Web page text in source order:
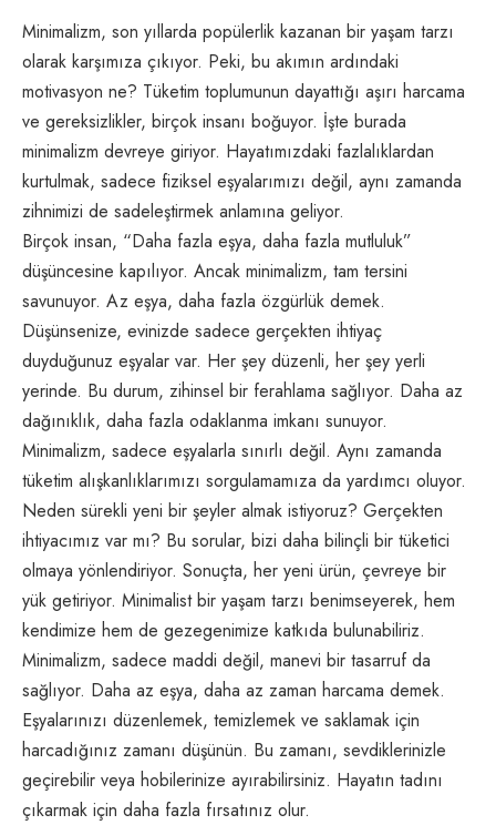
Minimalizm, son yıllarda popülerlik kazanan bir yaşam tarzı
olarak karşımıza çıkıyor. Peki, bu akımın ardındaki
motivasyon ne? Tüketim toplumunun dayattığı aşırı harcama
ve gereksizlikler, birçok insanı boğuyor. İşte burada
minimalizm devreye giriyor. Hayatımızdaki fazlalıklardan
kurtulmak, sadece fiziksel eşyalarımızı değil, aynı zamanda
zihnimizi de sadeleştirmek anlamına geliyor.
Birçok insan, “Daha fazla eşya, daha fazla mutluluk”
düşüncesine kapılıyor. Ancak minimalizm, tam tersini
savunuyor. Az eşya, daha fazla özgürlük demek.
Düşünsenize, evinizde sadece gerçekten ihtiyaç
duyduğunuz eşyalar var. Her şey düzenli, her şey yerli
yerinde. Bu durum, zihinsel bir ferahlama sağlıyor. Daha az
dağınıklık, daha fazla odaklanma imkanı sunuyor.
Minimalizm, sadece eşyalarla sınırlı değil. Aynı zamanda
tüketim alışkanlıklarımızı sorgulamamıza da yardımcı oluyor.
Neden sürekli yeni bir şeyler almak istiyoruz? Gerçekten
ihtiyacımız var mı? Bu sorular, bizi daha bilinçli bir tüketici
olmaya yönlendiriyor. Sonuçta, her yeni ürün, çevreye bir
yük getiriyor. Minimalist bir yaşam tarzı benimseyerek, hem
kendimize hem de gezegenimize katkıda bulunabiliriz.
Minimalizm, sadece maddi değil, manevi bir tasarruf da
sağlıyor. Daha az eşya, daha az zaman harcama demek.
Eşyalarınızı düzenlemek, temizlemek ve saklamak için
harcadığınız zamanı düşünün. Bu zamanı, sevdiklerinizle
geçirebilir veya hobilerinize ayırabilirsiniz. Hayatın tadını
çıkarmak için daha fazla fırsatınız olur.